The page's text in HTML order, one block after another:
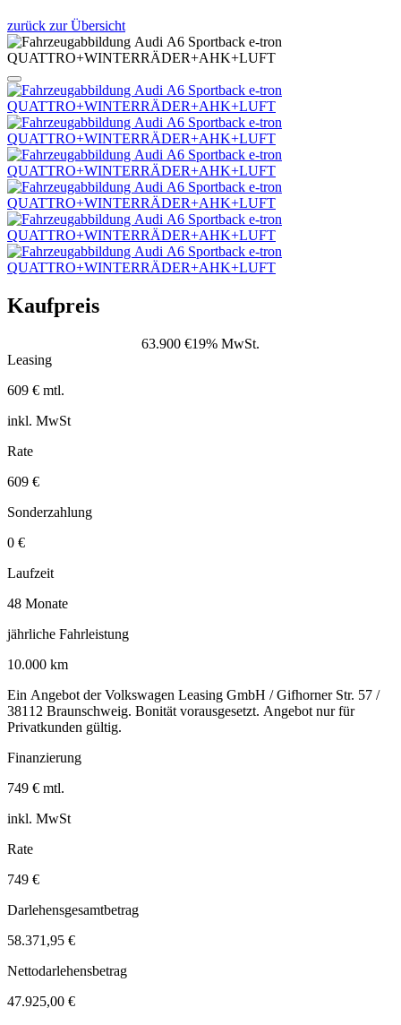
zurück zur Übersicht
Kaufpreis
63.900 €19% MwSt.
Leasing
609 € mtl.
inkl. MwSt
Rate
609 €
Sonderzahlung
0 €
Laufzeit
48 Monate
jährliche Fahrleistung
10.000 km
Ein Angebot der Volkswagen Leasing GmbH / Gifhorner Str. 57 /
38112 Braunschweig. Bonität vorausgesetzt. Angebot nur für
Privatkunden gültig.
Finanzierung
749 € mtl.
inkl. MwSt
Rate
749 €
Darlehensgesamtbetrag
58.371,95 €
Nettodarlehensbetrag
47.925,00 €